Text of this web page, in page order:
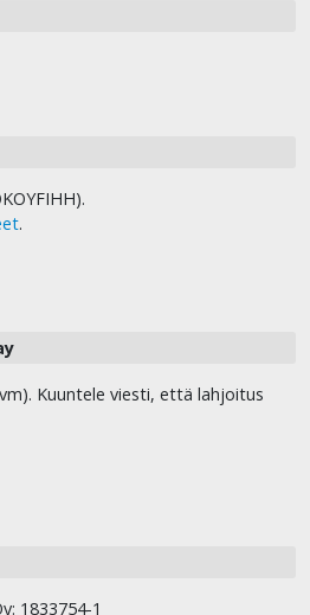
.
Kuuntele viesti, että lahjoitus
1833754-1